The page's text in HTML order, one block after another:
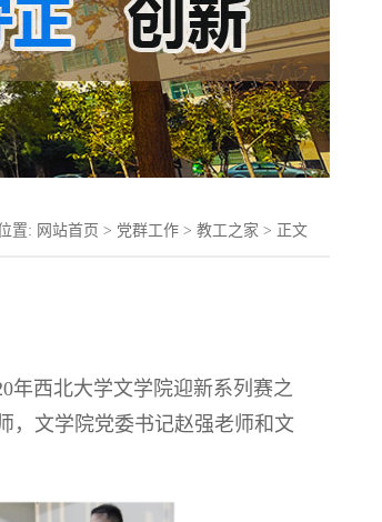
置: 网站首页 > 党群工作 > 教工之家 > 正文
西北大学文学院迎新系列赛之
，文学院党委书记赵强老师和文